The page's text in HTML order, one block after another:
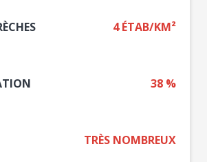
4 ÉTAB/KM²
38 %
TRÈS NOMBREUX